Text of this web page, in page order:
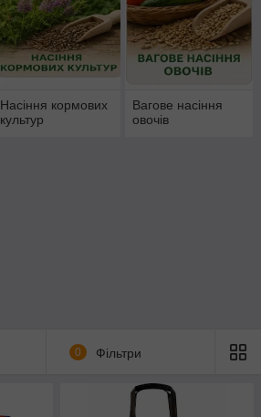
Насіння кормових
культур
Вагове насіння
овочів
0 Фільтри